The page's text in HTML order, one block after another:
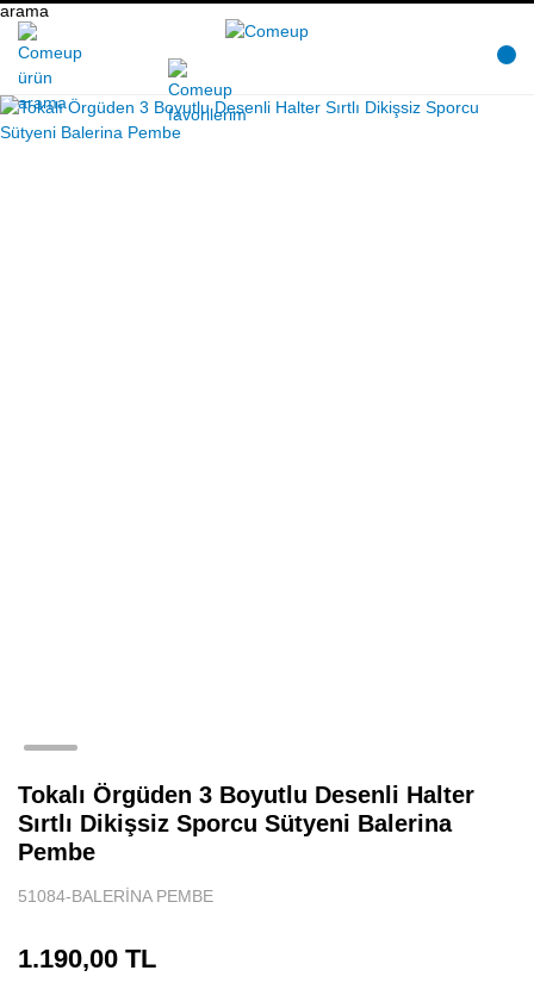
Tokalı Örgüden 3 Boyutlu Desenli Halter
Sırtlı Dikişsiz Sporcu Sütyeni Balerina
Pembe
51084-BALERİNA PEMBE
1.190,00 TL